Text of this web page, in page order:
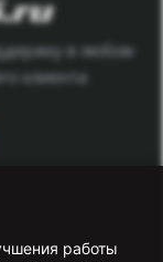
в любом
клиента
работы